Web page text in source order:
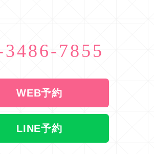
3486-7855
WEB予約
LINE予約